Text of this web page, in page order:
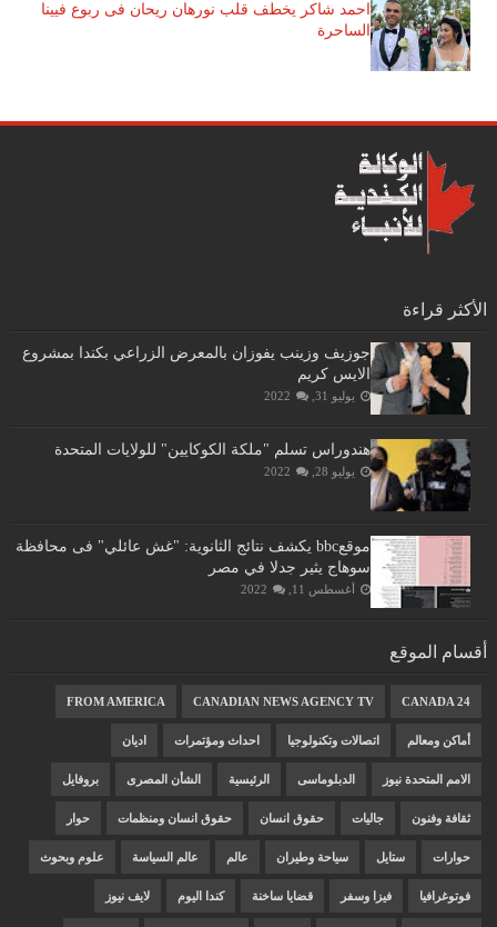
احمد شاكر يخطف قلب نورهان ريحان فى ربوع فيينا
الساحرة
الأكثر قراءة
جوزيف وزينب يفوزان بالمعرض الزراعي بكندا بمشروع
الايس كريم
يوليو 31, 2022
هندوراس تسلم "ملكة الكوكايين" للولايات المتحدة
يوليو 28, 2022
موقعbbc يكشف نتائج الثانوية: "غش عائلي" فى محافظة
سوهاج يثير جدلا في مصر
أغسطس 11, 2022
أقسام الموقع
CANADA 24
CANADIAN NEWS AGENCY TV
FROM AMERICA
أماكن ومعالم اتصالات وتكنولوجيا احداث ومؤتمرات اديان
الامم المتحدة نيوز الدبلوماسى الرئيسية الشأن المصرى بروفايل
ثقافة وفنون جاليات حقوق انسان حقوق انسان ومنظمات حوار
حوارات ستايل سياحة وطيران عالم عالم السياسة علوم وبحوث
فوتوغرافيا فيزا وسفر قضايا ساخنة كندا اليوم لايف نيوز